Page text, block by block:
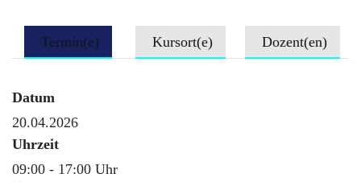
Termin(e) Kursort(e) Dozent(en)
Datum
20.04.2026
Uhrzeit
09:00 - 17:00 Uhr